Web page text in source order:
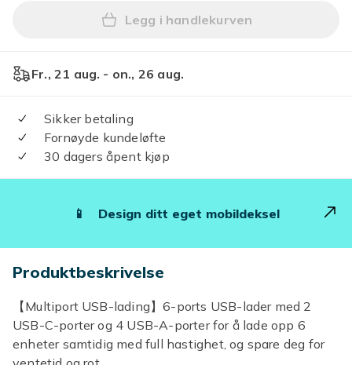
Legg USB-C, 6-ports USB-
Legg i handlekurven
Fr., 21 aug. - on., 26 aug.
Sikker betaling
Fornøyde kundeløfte
30 dagers åpent kjøp
📱 Design ditt eget mobildeksel
Produktbeskrivelse
【Multiport USB-lading】6-ports USB-lader med 2
USB-C-porter og 4 USB-A-porter for å lade opp 6
enheter samtidig med full hastighet, og spare deg for